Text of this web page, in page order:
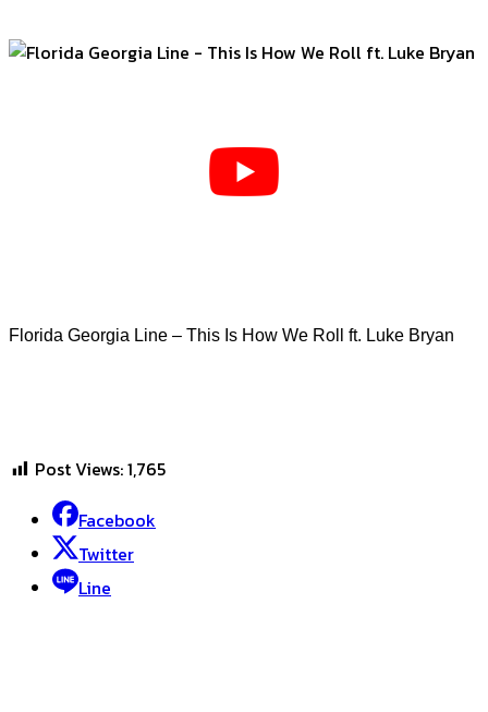
Florida Georgia Line – This Is How We Roll ft. Luke Bryan
Post Views:1,765
Facebook
Twitter
Line